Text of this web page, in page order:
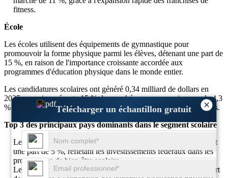
×
Télécharger un échantillon gratuit
fitness.
École
Les écoles utilisent des équipements de gymnastique pour
promouvoir la forme physique parmi les élèves, détenant une part de
15 %, en raison de l'importance croissante accordée aux
programmes d'éducation physique dans le monde entier.
Les candidatures scolaires ont généré 0,34 milliard de dollars en
2025, ce qui représente 15 % du marché, avec une croissance de 4,3
% avec une prise de conscience croissante de la santé des étudiants.
Top 3 des principaux pays dominants dans le segment scolaire
Les États-Unis arrivent en tête avec 0,11 milliard de dollars, soit
une part de 5 %, reflétant les investissements fédéraux dans les
programmes de bien-être scolaire.
Le Royaume-Uni a capturé 0,09 milliard de dollars, soit une part